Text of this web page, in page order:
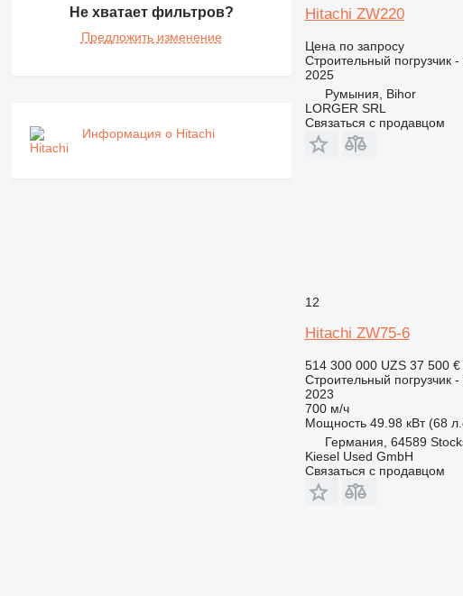
Не хватает фильтров?
Предложить изменение
Информация о Hitachi
Hitachi ZW220
Цена по запросу
Строительный погрузчик
2025
Румыния, Bihor
LORGER SRL
Связаться с продавцом
12
Hitachi ZW75-6
514 300 000 UZS 37 500 €
Строительный погрузчик
2023
700 м/ч
Мощность 49.98 кВт (68
Германия, 64589
Kiesel Used GmbH
Связаться с продавцом